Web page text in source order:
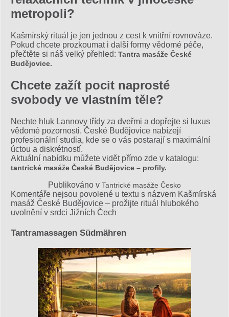
metropoli?
Kašmírský rituál je jen jednou z cest k vnitřní rovnováze.
Pokud chcete prozkoumat i další formy vědomé péče,
přečtěte si náš velký přehled: Tantra masáže České
Budějovice.
Chcete zažít pocit naprosté
svobody ve vlastním těle?
Nechte hluk Lannovy třídy za dveřmi a dopřejte si luxus
vědomé pozornosti. České Budějovice nabízejí
profesionální studia, kde se o vás postarají s maximální
úctou a diskrétností.
Aktuální nabídku můžete vidět přímo zde v katalogu:
tantrické masáže České Budějovice – profily.
Publikováno v Tantrické masáže Česko
Komentáře nejsou povolené u textu s názvem Kašmírská
masáž České Budějovice – prožijte rituál hlubokého
uvolnění v srdci Jižních Čech
Tantramassagen Südmähren